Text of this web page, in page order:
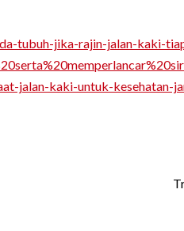
tubuh-jika-rajin-jalan-kaki-
jalan-kaki-untuk-kesehatan-